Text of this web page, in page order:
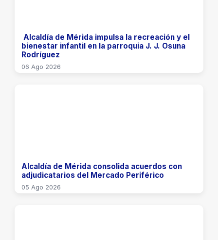
​ Alcaldía de Mérida impulsa la recreación y el
bienestar infantil en la parroquia J. J. Osuna
Rodríguez
06 Ago 2026
​Alcaldía de Mérida consolida acuerdos con
adjudicatarios del Mercado Periférico
05 Ago 2026